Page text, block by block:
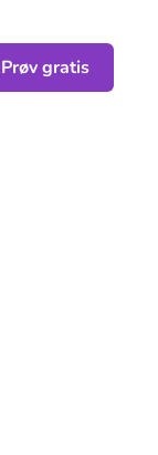
Prøv gratis